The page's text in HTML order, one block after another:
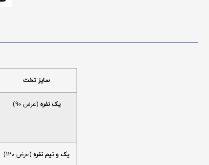
سایز تخت
یک نفره (عرض 90)
یک و نیم نفره (عرض 120)